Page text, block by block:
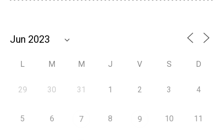
L M M J V S D
29 30 31 1 2 3 4
5 6 7 8 9 10 11